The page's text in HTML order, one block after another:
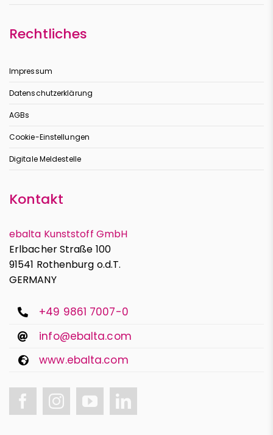
Rechtliches
Impressum
Datenschutzerklärung
AGBs
Cookie-Einstellungen
Digitale Meldestelle
Kontakt
ebalta Kunststoff GmbH
Erlbacher Straße 100
91541 Rothenburg o.d.T.
GERMANY
+49 9861 7007-0
info@ebalta.com
www.ebalta.com